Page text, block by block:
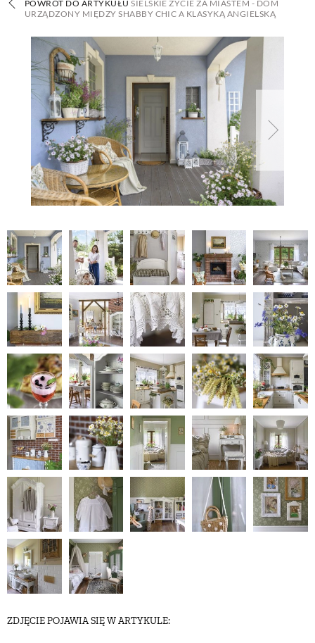
POWRÓT DO ARTYKUŁUSIELSKIE ŻYCIE ZA MIASTEM - DOM
URZĄDZONY MIĘDZY SHABBY CHIC A KLASYKĄ ANGIELSKĄ
ZDJĘCIE POJAWIA SIĘ W ARTYKULE:
BUDUJEMY DOM
OGRÓD
WARZYWA I OWOCE
ROŚLINY OGRODOWE
ZIELEŃ W DOMU
PROJEKTOWANIE OGRODU
NATURALNIE
URODA
NATURALNA APTECZKA
DLA DOMU
EKO ŻYCIE
PRZYRODA
ZWIERZĘTA DOMOWE